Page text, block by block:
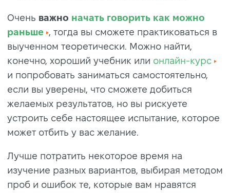
Очень важно начать говорить как можно
раньше , тогда вы сможете практиковаться в
выученном теоретически. Можно найти,
конечно, хороший учебник или онлайн-курс
и попробовать заниматься самостоятельно,
если вы уверены, что сможете добиться
желаемых результатов, но вы рискуете
устроить себе настоящее испытание, которое
может отбить у вас желание.
Лучше потратить некоторое время на
изучение разных вариантов, выбирая методом
проб и ошибок те, которые вам нравятся